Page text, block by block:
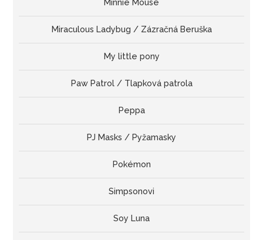
Minnie Mouse
Miraculous Ladybug / Zázračná Beruška
My little pony
Paw Patrol / Tlapková patrola
Peppa
PJ Masks / Pyžamasky
Pokémon
Simpsonovi
Soy Luna